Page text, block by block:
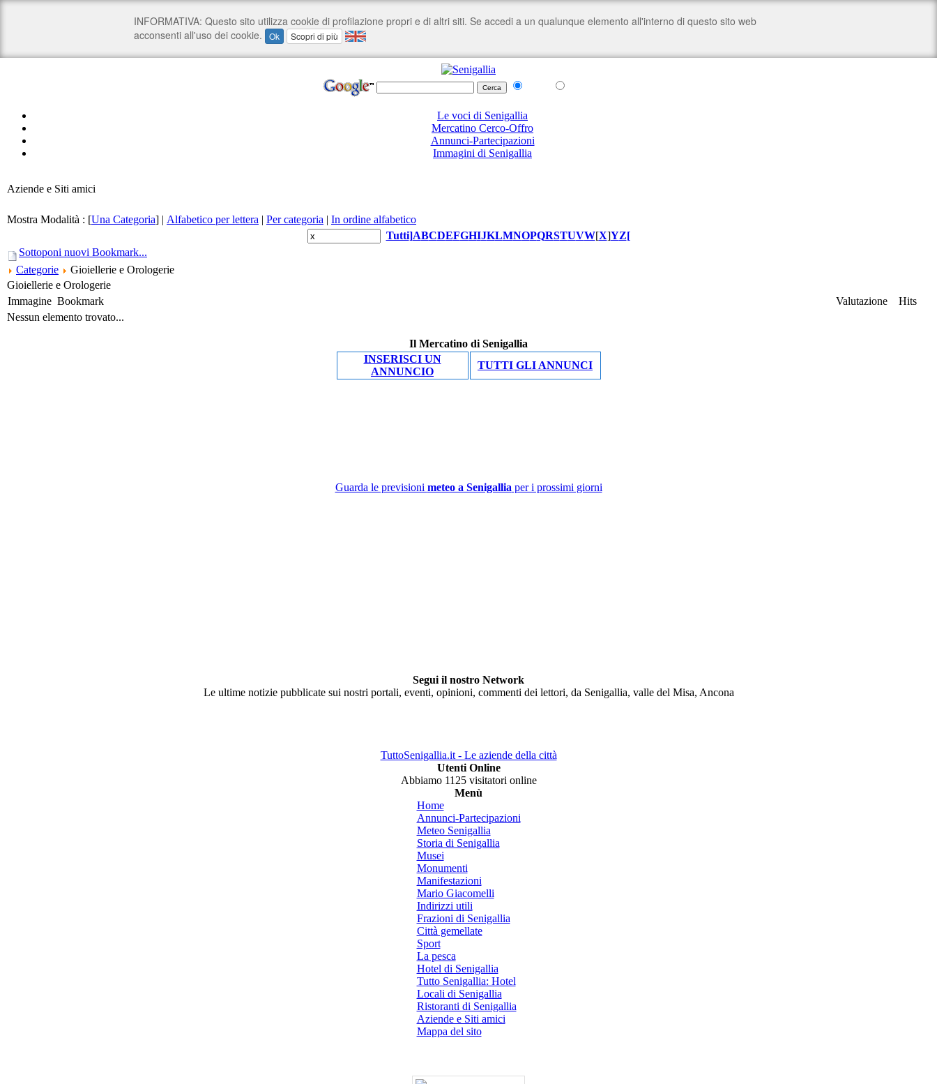
Le voci di Senigallia
Mercatino Cerco-Offro
Annunci-Partecipazioni
Immagini di Senigallia
Aziende e Siti amici
Mostra Modalità : [Una Categoria] | Alfabetico per lettera | Per categoria | In ordine alfabetico
Tutti]ABCDEFGHIJKLMNOPQRSTUVW[X]YZ[
Sottoponi nuovi Bookmark...
Categorie
Gioiellerie e Orologerie
Gioiellerie e Orologerie
Immagine Bookmark Valutazione
Hits
Nessun elemento trovato...
Il Mercatino di Senigallia
INSERISCI UN
ANNUNCIO
TUTTI GLI ANNUNCI
Guarda le previsioni meteo a Senigallia per i prossimi giorni
Segui il nostro Network
Le ultime notizie pubblicate sui nostri portali, eventi, opinioni, commenti dei lettori, da Senigallia, valle del Misa, Ancona
TuttoSenigallia.it - Le aziende della città
Utenti Online
Abbiamo 1125 visitatori online
Menù
Home
Annunci-Partecipazioni
Meteo Senigallia
Storia di Senigallia
Musei
Monumenti
Manifestazioni
Mario Giacomelli
Indirizzi utili
Frazioni di Senigallia
Città gemellate
Sport
La pesca
Hotel di Senigallia
Tutto Senigallia: Hotel
Locali di Senigallia
Ristoranti di Senigallia
Aziende e Siti amici
Mappa del sito